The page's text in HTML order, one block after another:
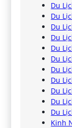
Du
Du
Du
Du
Du
Du
Du
Du
Du
Du
Du
Kinh